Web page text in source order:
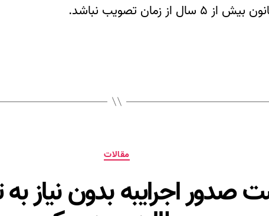
مقالات
صدور اجرایبه بدون نیاز